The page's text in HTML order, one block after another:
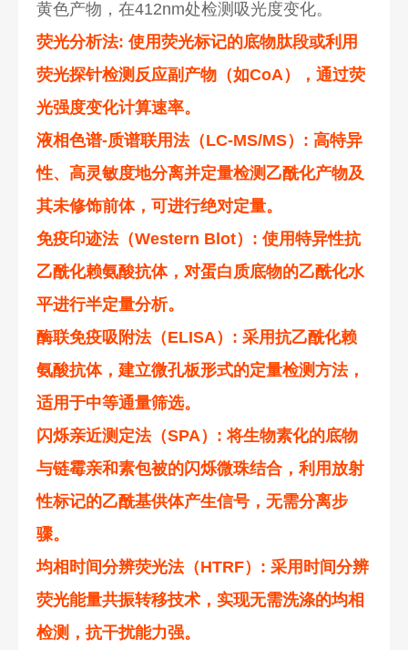
黄色产物，在412nm处检测吸光度变化。
荧光分析法: 使用荧光标记的底物肽段或利用
荧光探针检测反应副产物（如CoA），通过荧
光强度变化计算速率。
液相色谱-质谱联用法（LC-MS/MS） : 高特异
性、高灵敏度地分离并定量检测乙酰化产物及
其未修饰前体，可进行绝对定量。
免疫印迹法（Western Blot） : 使用特异性抗
乙酰化赖氨酸抗体，对蛋白质底物的乙酰化水
平进行半定量分析。
酶联免疫吸附法（ELISA） : 采用抗乙酰化赖
氨酸抗体，建立微孔板形式的定量检测方法，
适用于中等通量筛选。
闪烁亲近测定法（SPA） : 将生物素化的底物
与链霉亲和素包被的闪烁微珠结合，利用放射
性标记的乙酰基供体产生信号，无需分离步
骤。
均相时间分辨荧光法（HTRF） : 采用时间分辨
荧光能量共振转移技术，实现无需洗涤的均相
检测，抗干扰能力强。